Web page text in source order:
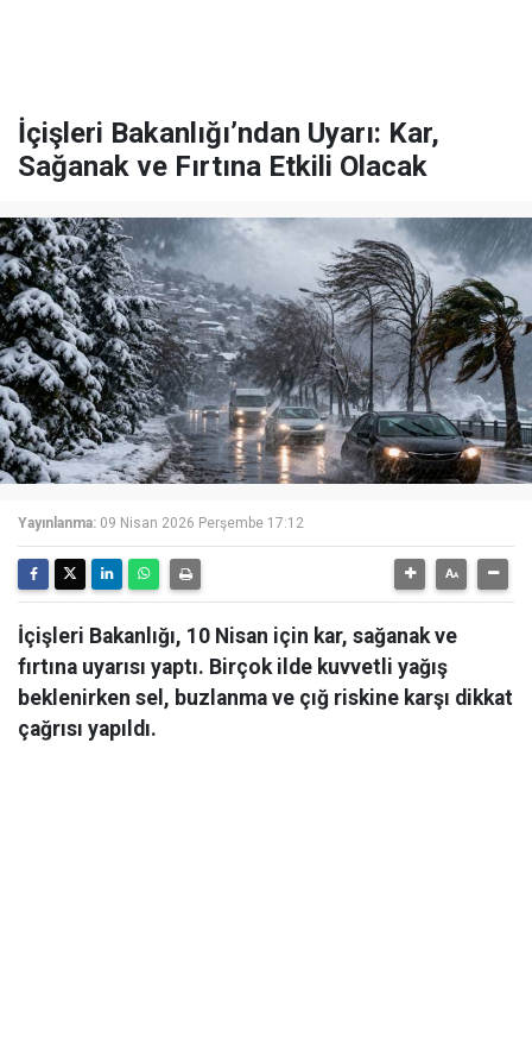
İçişleri Bakanlığı’ndan Uyarı: Kar,
Sağanak ve Fırtına Etkili Olacak
Yayınlanma: 09 Nisan 2026 Perşembe 17:12
İçişleri Bakanlığı, 10 Nisan için kar, sağanak ve
fırtına uyarısı yaptı. Birçok ilde kuvvetli yağış
beklenirken sel, buzlanma ve çığ riskine karşı dikkat
çağrısı yapıldı.